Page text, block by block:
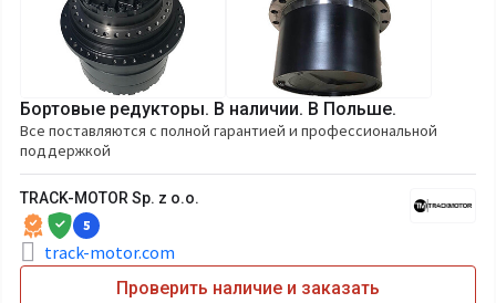
Бортовые редукторы. В наличии. В Польше.
Все поставляются с полной гарантией и профессиональной
поддержкой
TRACK-MOTOR Sp. z o.o.
5
track-motor.com
Проверить наличие и заказать